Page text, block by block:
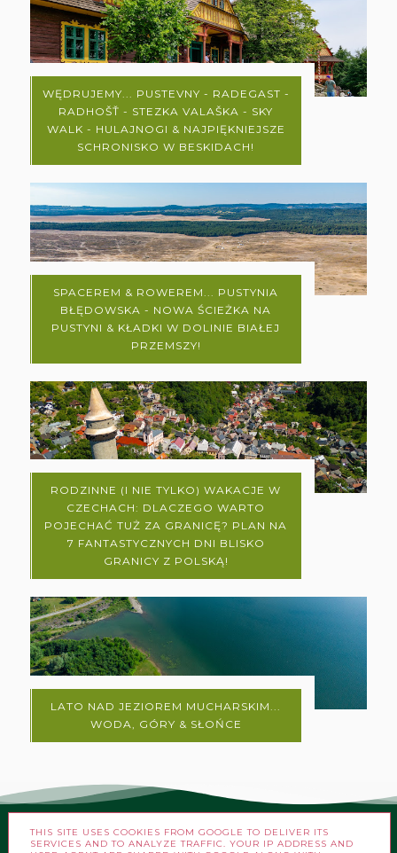
WĘDRUJEMY... PUSTEVNY - RADEGAST -
RADHOŠŤ - STEZKA VALAŠKA - SKY
WALK - HULAJNOGI & NAJPIĘKNIEJSZE
SCHRONISKO W BESKIDACH!
SPACEREM & ROWEREM... PUSTYNIA
BŁĘDOWSKA - NOWA ŚCIEŻKA NA
PUSTYNI & KŁADKI W DOLINIE BIAŁEJ
PRZEMSZY!
RODZINNE (I NIE TYLKO) WAKACJE W
CZECHACH: DLACZEGO WARTO
POJECHAĆ TUŻ ZA GRANICĘ? PLAN NA
7 FANTASTYCZNYCH DNI BLISKO
GRANICY Z POLSKĄ!
LATO NAD JEZIOREM MUCHARSKIM...
WODA, GÓRY & SŁOŃCE
THIS SITE USES COOKIES FROM GOOGLE TO DELIVER ITS
SERVICES AND TO ANALYZE TRAFFIC. YOUR IP ADDRESS AND